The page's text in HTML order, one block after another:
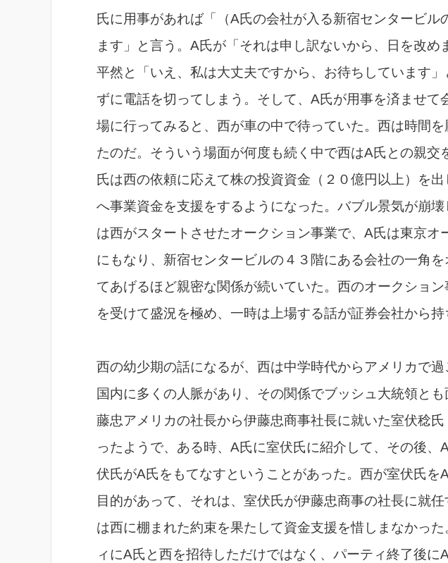
氏に用事があれば「（A氏の会社が入る新宿センタービル
ます」と言う。A氏が「それは申し訳ないから、日を改め
平然と「いえ、私は大丈夫ですから、お待ちしています
ずに電話を切ってしまう。そして、A氏が用事を済ませて
場に行ってみると、西が車の中で待っていた。西は時間
たのだ。そういう場面が何度も続く中で西はA氏との親交
氏は西の依頼に応えて株の投資資金（２０億円以上）を
へ事業資金を支援をするようになった。バブル景気が崩
は西がスタートさせたオークション事業で、A氏は東京オ
にもなり、新宿センタービルの４３階にある会社の一角
てあげるほど親密な関係が続いていた。西のオークショ
を受けて盛況を極め、一時は上場する話が証券会社から持
西の幼少期の話になるが、西は中学時代からアメリカで
国内に多くの人脈があり、その関係でブッシュ大統領と
藤忠アメリカの社長から伊藤忠商事社長に就いた室伏稔
ったようで、ある時、A氏に室伏氏に紹介して、その後、
伏氏がA氏をもてなすということがあった。西が室伏氏を
目的があって、それは、室伏氏が伊藤忠商事の社長に就
は西に棚まれた約束を果たして資金支援を惜しまなかっ
ィにA氏と西を招待しただけではなく、パーティ終了後に